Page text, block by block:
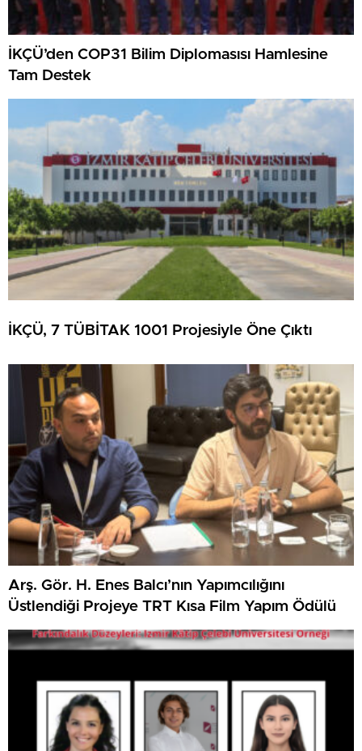
İKÇÜ’den COP31 Bilim Diplomasısı Hamlesine
Tam Destek
İKÇÜ, 7 TÜBİTAK 1001 Projesiyle Öne Çıktı
Arş. Gör. H. Enes Balcı’nın Yapımcılığını
Üstlendiği Projeye TRT Kısa Film Yapım Ödülü